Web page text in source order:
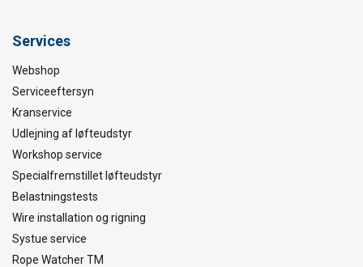
Services
Webshop
Serviceeftersyn
Kranservice
Udlejning af løfteudstyr
Workshop service
Specialfremstillet løfteudstyr
Belastningstests
Wire installation og rigning
Systue service
Rope Watcher TM